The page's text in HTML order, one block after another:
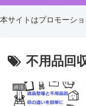
本サイトはプロモーシ
不用品回
終活